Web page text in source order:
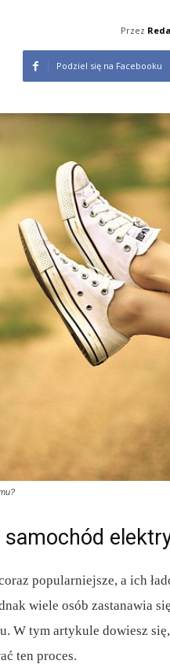
Przez
Podziel się na Facebooku
samochód
popularniejsze, a ich
wiele osób zastanawia
W tym artykule dowiesz
ten proces.